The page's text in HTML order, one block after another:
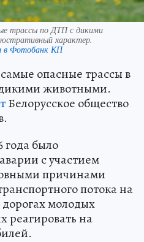
трассы по ДТП с дикими
характер.
в Фотобанк КП
опасные трассы в
животными.
Белорусское общество
года было
с участием
причинами
потока на
молодых
на